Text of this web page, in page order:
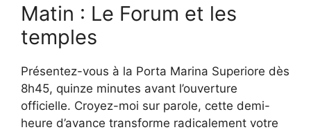
Matin : Le Forum et les
temples
Présentez-vous à la Porta Marina Superiore dès
8h45, quinze minutes avant l’ouverture
officielle. Croyez-moi sur parole, cette demi-
heure d’avance transforme radicalement votre